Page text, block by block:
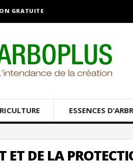
GRATUITE
ESSENCES
DE LA